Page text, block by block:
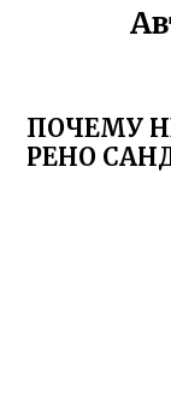
ПОЧЕМУ
РЕНО